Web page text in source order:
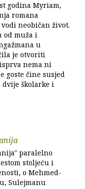
godina Myriam,
romana
neobičan život.
od muža i
u
je otvoriti
nema ni
goste čine susjed
dvije školarke i
paralelno
stoljeću i
o Mehmed-
Sulejmanu